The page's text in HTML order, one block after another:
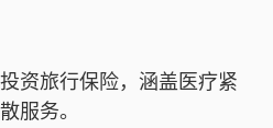
资旅行保险，涵盖医疗紧
服务。